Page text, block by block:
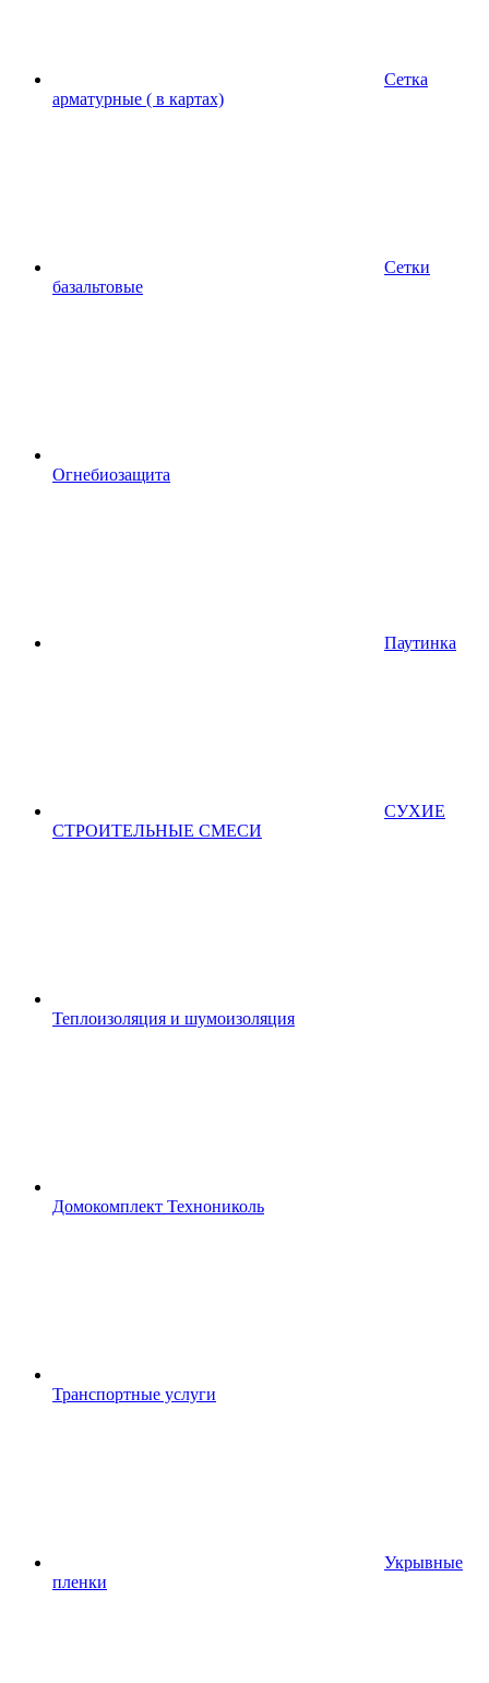
Сетка
арматурные ( в картах)
Сетки
базальтовые
Огнебиозащита
Паутинка
СУХИЕ
СТРОИТЕЛЬНЫЕ СМЕСИ
Теплоизоляция и шумоизоляция
Домокомплект Технониколь
Транспортные услуги
Укрывные
пленки